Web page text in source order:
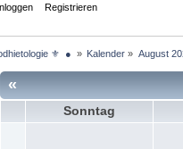
Registrieren
⚜  ● » Kalender » August
«
Sonntag